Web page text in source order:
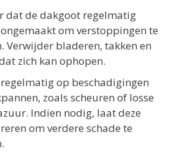
dat de dakgoot regelmatig
om verstoppingen te
Verwijder bladeren, takken en
zich kan ophopen.
op beschadigingen
zoals scheuren of losse
Indien nodig, laat deze
om verdere schade te